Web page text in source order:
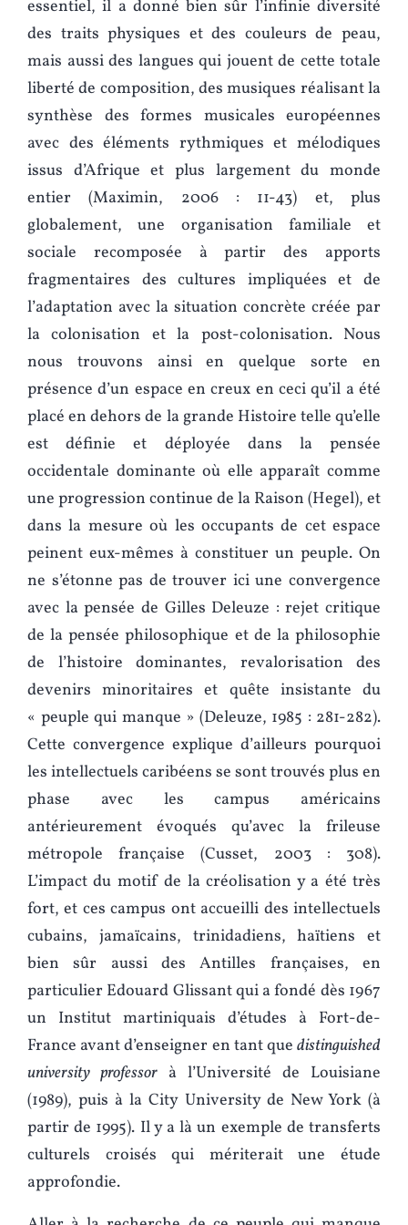
essentiel, il a donné bien sûr l’infinie diversité
des traits physiques et des couleurs de peau,
mais aussi des langues qui jouent de cette totale
liberté de composition, des musiques réalisant la
synthèse des formes musicales européennes
avec des éléments rythmiques et mélodiques
issus d’Afrique et plus largement du monde
entier (Maximin, 2006 : 11-43) et, plus
globalement, une organisation familiale et
sociale recomposée à partir des apports
fragmentaires des cultures impliquées et de
l’adaptation avec la situation concrète créée par
la colonisation et la post-colonisation. Nous
nous trouvons ainsi en quelque sorte en
présence d’un espace en creux en ceci qu’il a été
placé en dehors de la grande Histoire telle qu’elle
est définie et déployée dans la pensée
occidentale dominante où elle apparaît comme
une progression continue de la Raison (Hegel), et
dans la mesure où les occupants de cet espace
peinent eux-mêmes à constituer un peuple. On
ne s’étonne pas de trouver ici une convergence
avec la pensée de Gilles Deleuze : rejet critique
de la pensée philosophique et de la philosophie
de l’histoire dominantes, revalorisation des
devenirs minoritaires et quête insistante du
« peuple qui manque » (Deleuze, 1985 : 281-282).
Cette convergence explique d’ailleurs pourquoi
les intellectuels caribéens se sont trouvés plus en
phase avec les campus américains
antérieurement évoqués qu’avec la frileuse
métropole française (Cusset, 2003 : 308).
L’impact du motif de la créolisation y a été très
fort, et ces campus ont accueilli des intellectuels
cubains, jamaïcains, trinidadiens, haïtiens et
bien sûr aussi des Antilles françaises, en
particulier Edouard Glissant qui a fondé dès 1967
un Institut martiniquais d’études à Fort-de-
France avant d’enseigner en tant que distinguished
university professor à l’Université de Louisiane
(1989), puis à la City University de New York (à
partir de 1995). Il y a là un exemple de transferts
culturels croisés qui mériterait une étude
approfondie.